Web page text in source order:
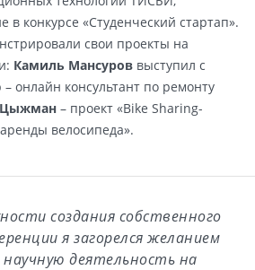
конкурсе «Студенческий стартап».
свои проекты на
Камиль Мансуров выступил с
онлайн консультант по ремонту
– проект «Bike Sharing-
велосипеда».
создания собственного
я загорелся желанием
деятельность на